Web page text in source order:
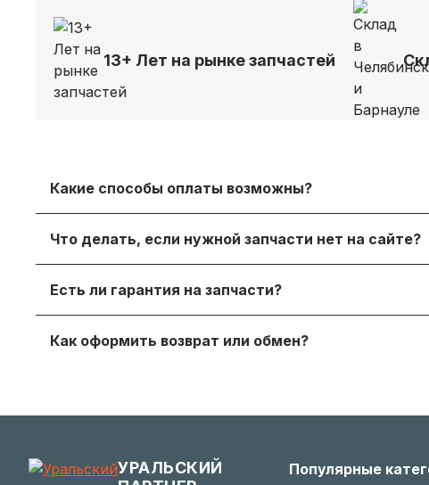
13+ Лет на рынке запчастей
Какие способы оплаты возможны?
онлайн‑оплату.
Что делать, если нужной запчасти нет на сайте?
достойный вариант.
Есть ли гарантия на запчасти?
получите с заказом или по запросу у менеджера.
Как оформить возврат или обмен?
УРАЛЬСКИЙ
Популярные